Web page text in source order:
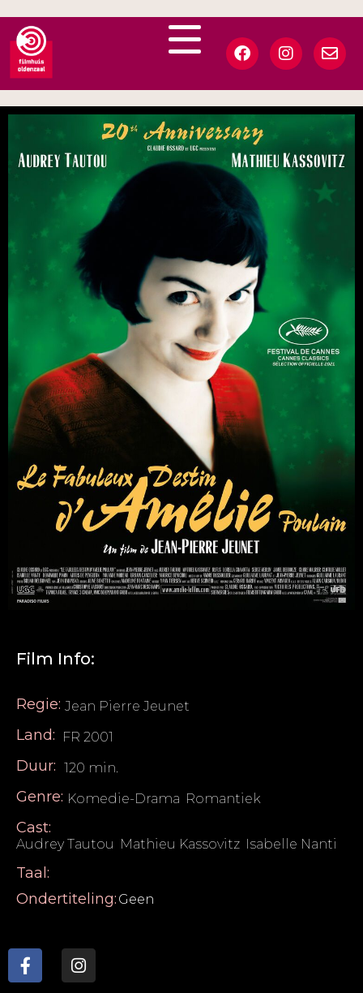
Film Info:
Regie: Jean Pierre Jeunet
Land: FR 2001
Duur: 120 min.
Genre: Komedie-Drama Romantiek
Cast:
Audrey Tautou Mathieu Kassovitz Isabelle Nanti
Taal:
Ondertiteling: Geen